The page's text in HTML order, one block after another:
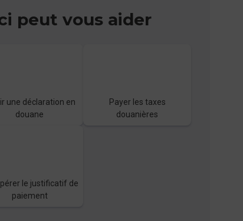
peut vous aider
une déclaration en
douane
Payer les taxes
douanières
le justificatif de
paiement